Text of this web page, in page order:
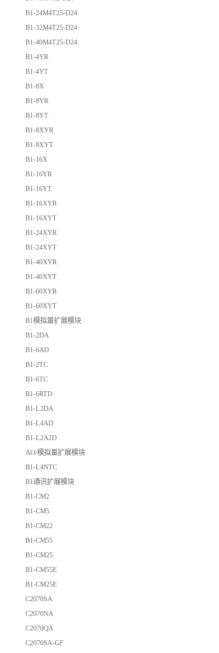
B1-24M4T25-D24
B1-32M4T25-D24
B1-40M4T25-D24
B1-4YR
B1-4YT
B1-8X
B1-8YR
B1-8YT
B1-8XYR
B1-8XYT
B1-16X
B1-16YR
B1-16YT
B1-16XYR
B1-16XYT
B1-24XYR
B1-24XYT
B1-40XYR
B1-40XYT
B1-60XYR
B1-60XYT
B1模拟量扩展模块
B1-2DA
B1-6AD
B1-2TC
B1-6TC
B1-6RTD
B1-L2DA
B1-L4AD
B1-L2A2D
AO/模拟量扩展模块
B1-L4NTC
B1通讯扩展模块
B1-CM2
B1-CM5
B1-CM22
B1-CM55
B1-CM25
B1-CM55E
B1-CM25E
C2070SA
C2070NA
C2070QA
C2070SA-GF